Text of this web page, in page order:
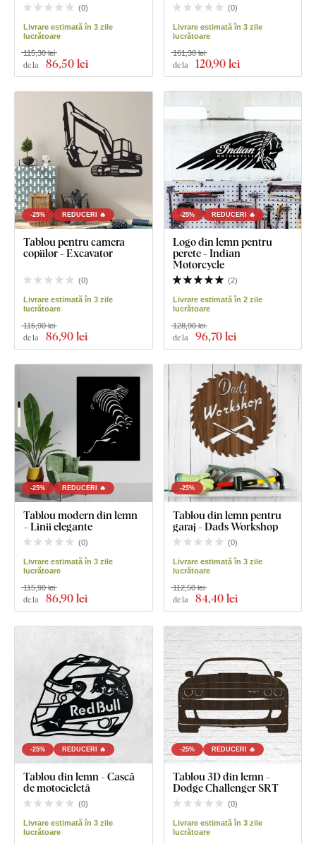
(0)
Livrare estimată în 3 zile
lucrătoare
de la 86,50 lei
115,30 lei
(0)
Livrare estimată în 3 zile
lucrătoare
de la 120,90 lei
161,30 lei
-25% REDUCERI 🔥
Tablou pentru camera
copiilor - Excavator
(0)
Livrare estimată în 3 zile
lucrătoare
de la 86,90 lei
115,90 lei
-25% REDUCERI 🔥
Logo din lemn pentru
perete - Indian
Motorcycle
(2)
Livrare estimată în 2 zile
lucrătoare
de la 96,70 lei
128,90 lei
-25% REDUCERI 🔥
Tablou modern din lemn
– Linii elegante
(0)
Livrare estimată în 3 zile
lucrătoare
de la 86,90 lei
115,90 lei
-25%
Tablou din lemn pentru
garaj - Dads Workshop
(0)
Livrare estimată în 3 zile
lucrătoare
de la 84,40 lei
112,50 lei
-25% REDUCERI 🔥
Tablou din lemn - Cască
de motocicletă
(0)
Livrare estimată în 3 zile
lucrătoare
-25% REDUCERI 🔥
Tablou 3D din lemn -
Dodge Challenger SRT
(0)
Livrare estimată în 3 zile
lucrătoare